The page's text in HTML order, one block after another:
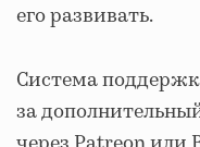
его развивать.
Система
за